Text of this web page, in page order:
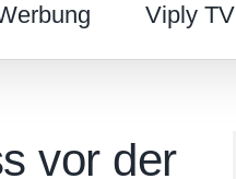
Viply TV
vor der